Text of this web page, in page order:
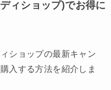
ィショップ)でお得に
ショップの最新キャン
入する方法を紹介しま